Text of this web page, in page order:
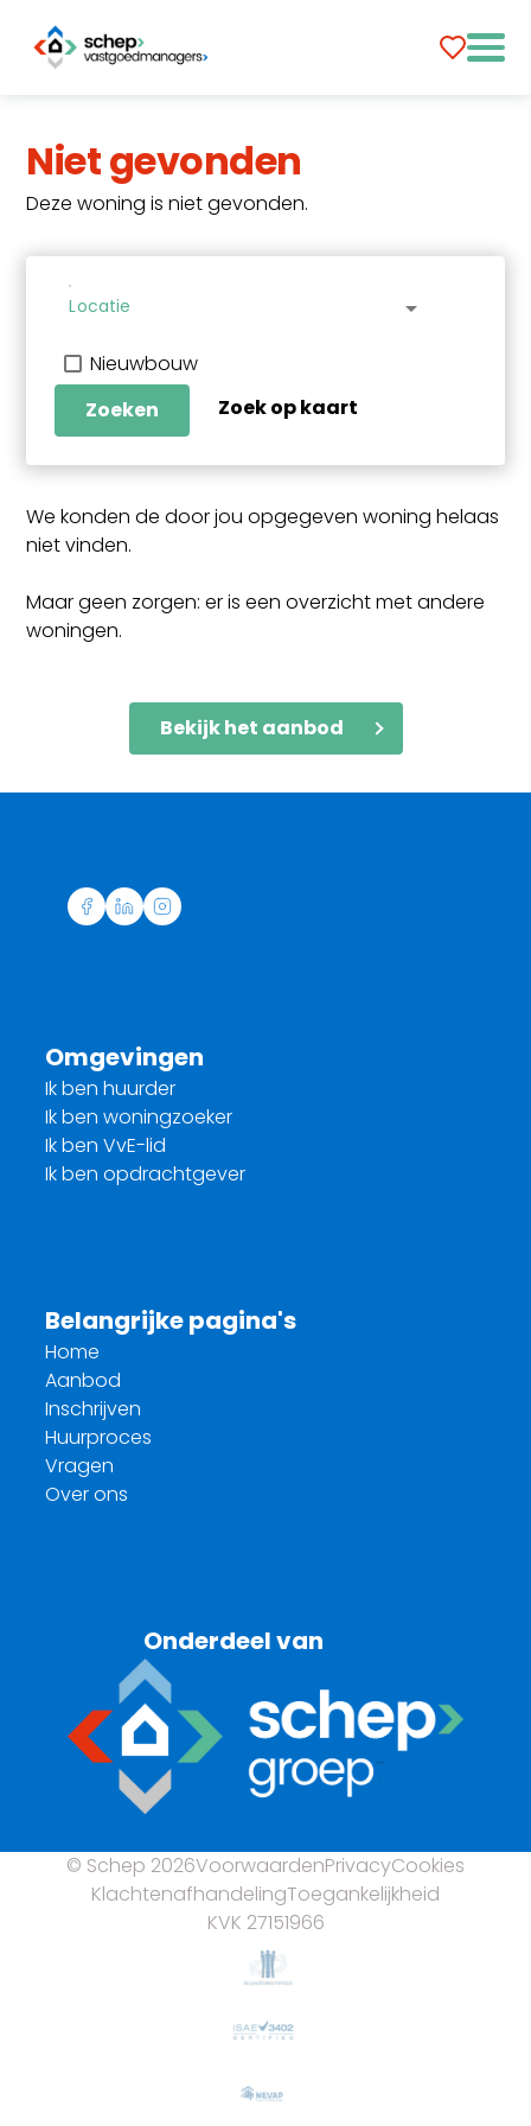
Niet gevonden
Deze woning is niet gevonden.
Locatie arrow_drop_down
Nieuwbouw
Zoeken
Zoek op kaart
We konden de door jou opgegeven woning helaas
niet vinden.
Maar geen zorgen: er is een overzicht met andere
woningen.
Bekijk het aanbod
Omgevingen
Ik ben huurder
Ik ben woningzoeker
Ik ben VvE-lid
Ik ben opdrachtgever
Belangrijke pagina's
Home
Aanbod
Inschrijven
Huurproces
Vragen
Over ons
Onderdeel van
© Schep 2026VoorwaardenPrivacyCookies
KlachtenafhandelingToegankelijkheid
KVK 27151966